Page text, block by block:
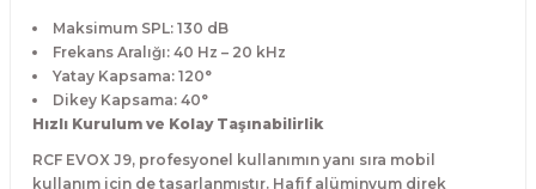
Maksimum SPL: 130 dB
Frekans Aralığı: 40 Hz – 20 kHz
Yatay Kapsama: 120°
Dikey Kapsama: 40°
Hızlı Kurulum ve Kolay Taşınabilirlik
RCF EVOX J9, profesyonel kullanımın yanı sıra mobil
kullanım için de tasarlanmıştır. Hafif alüminyum direk